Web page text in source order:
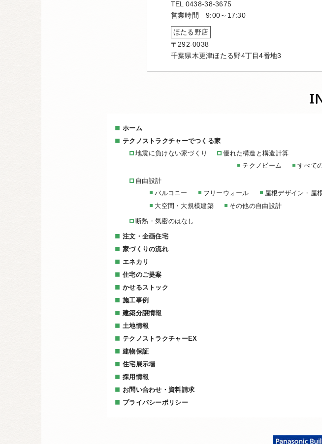
TEL 0438-38-3675
営業時間 9:00～17:30
ほたる野店
〒292-0038
千葉県木更津ほたる野4丁目4番地3
ホーム
テクノストラクチャーでつくる家
地震に負けない家づくり
優れた構造と構造計算
テクノビーム
すべて
自由設計
バルコニー
フリーウォール 屋根デザイン・屋
大空間・大規模建築
その他の自由設計
断熱・気密のはなし
注文・企画住宅
家づくりの流れ
エネカリ
住宅のご提案
かせるストック
施工事例
建築分譲情報
土地情報
テクノストラクチャーEX
建物保証
住宅展示場
採用情報
お問い合わせ・資料請求
プライバシーポリシー